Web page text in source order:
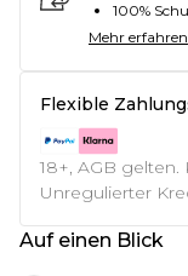
100%
Mehr erfahren
Flexible
18+, AGB
Unregulierter
Auf einen Blick